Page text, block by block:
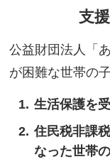
支
公益財団法人「
が困難な世帯の
生活保護を
住民税非課
なった世帯の